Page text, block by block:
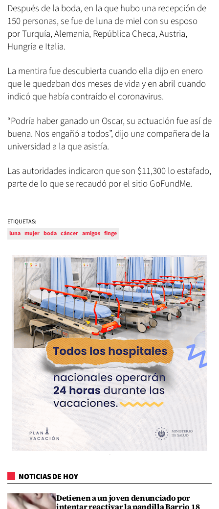
Después de la boda, en la que hubo una recepción de
150 personas, se fue de luna de miel con su esposo
por Turquía, Alemania, República Checa, Austria,
Hungría e Italia.
La mentira fue descubierta cuando ella dijo en enero
que le quedaban dos meses de vida y en abril cuando
indicó que había contraído el coronavirus.
“Podría haber ganado un Oscar, su actuación fue así de
buena. Nos engañó a todos”, dijo una compañera de la
universidad a la que asistía.
Las autoridades indicaron que son $11,300 lo estafado,
parte de lo que se recaudó por el sitio GoFundMe.
ETIQUETAS:
luna mujer boda cáncer amigos finge
NOTICIAS DE HOY
Detienen a un joven denunciado por
intentar reactivar la pandilla Barrio 18